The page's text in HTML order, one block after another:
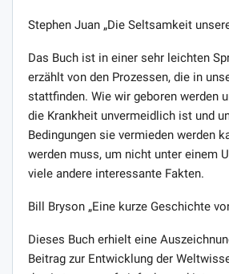
Stephen Juan „Die Seltsamkeit
Das Buch ist in einer sehr leichten
erzählt von den Prozessen, die in
stattfinden. Wie wir geboren werden
die Krankheit unvermeidlich ist und
Bedingungen sie vermieden werden
werden muss, um nicht unter einem
viele andere interessante Fakten.
Bill Bryson „Eine kurze Geschichte
Dieses Buch erhielt eine
Beitrag zur Entwicklung der